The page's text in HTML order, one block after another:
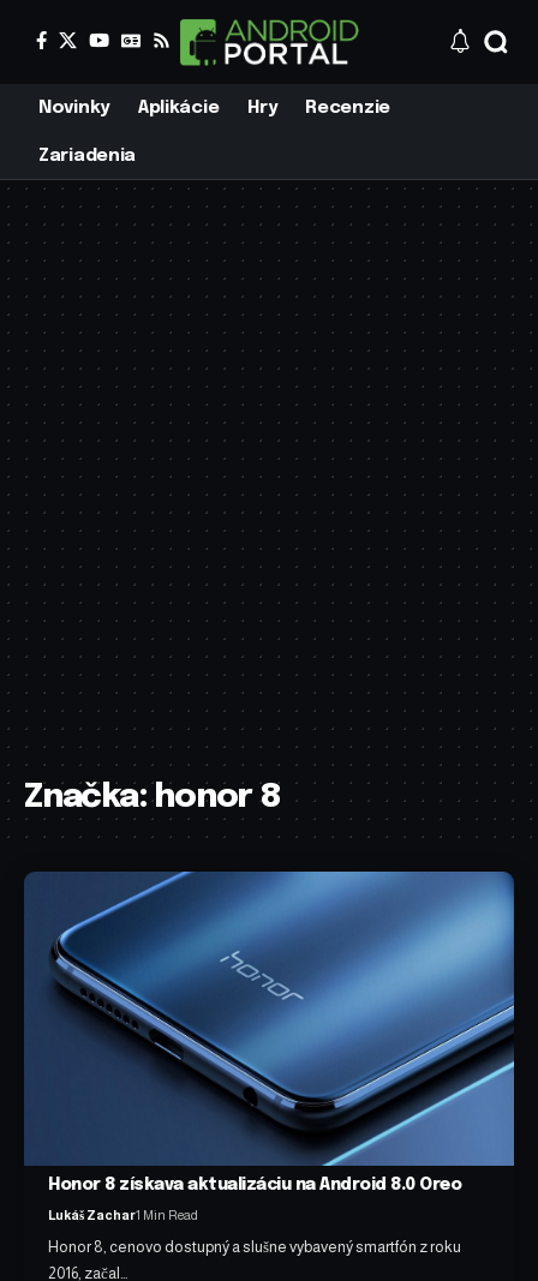
Novinky Aplikácie Hry Recenzie
Zariadenia
Značka:honor 8
Honor 8 získava aktualizáciu na Android 8.0 Oreo
Lukáš Zachar1 Min Read
Honor 8, cenovo dostupný a slušne vybavený smartfón z roku
2016, začal…